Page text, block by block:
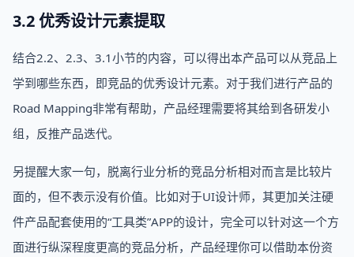
3.2 优秀设计元素提取
结合2.2、2.3、3.1小节的内容，可以得出本产品可以从竞品上
学到哪些东西，即竞品的优秀设计元素。对于我们进行产品的
Road Mapping非常有帮助，产品经理需要将其给到各研发小
组，反推产品迭代。
另提醒大家一句，脱离行业分析的竞品分析相对而言是比较片
面的，但不表示没有价值。比如对于UI设计师，其更加关注硬
件产品配套使用的“工具类”APP的设计，完全可以针对这一个方
面进行纵深程度更高的竞品分析，产品经理你可以借助本份资